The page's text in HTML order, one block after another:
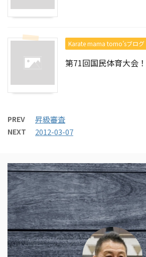
Karate mama tomo’sブログ
第71回国民体育大会！
PREV 昇級審査
NEXT 2012-03-07